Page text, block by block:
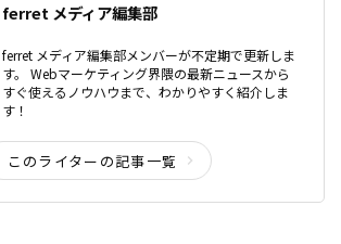
ferret メディア編集部
ferret メディア編集部メンバーが不定期で更新しま
す。 Webマーケティング界隈の最新ニュースから
すぐ使えるノウハウまで、わかりやすく紹介しま
す！
このライターの記事一覧